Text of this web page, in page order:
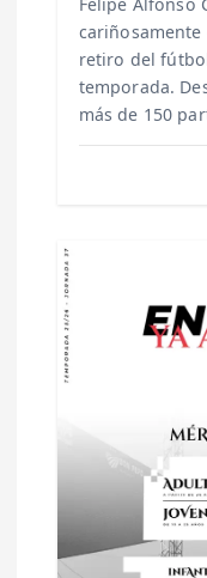
cariñosamente
retiro del
temporada.
más de 150